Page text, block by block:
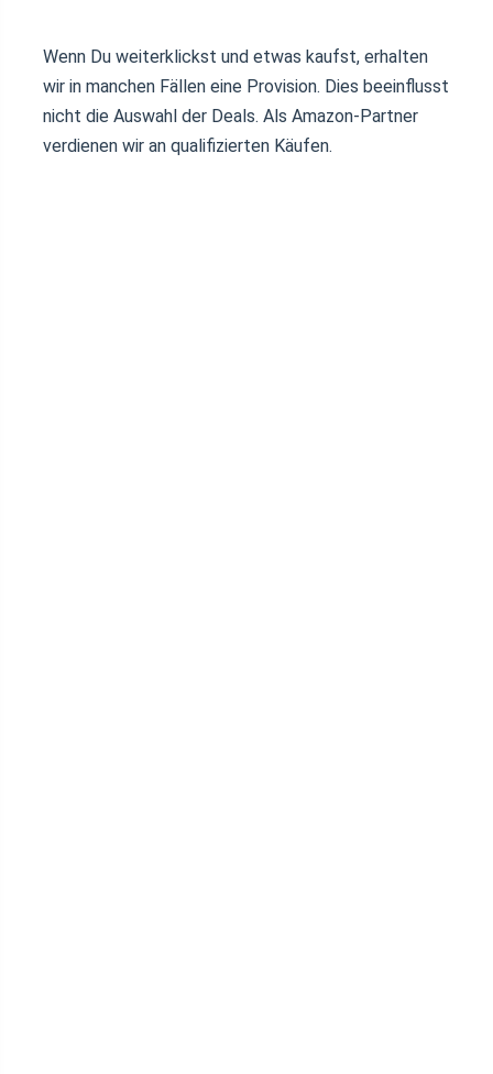
Wenn Du weiterklickst und etwas kaufst, erhalten
wir in manchen Fällen eine Provision. Dies beeinflusst
nicht die Auswahl der Deals. Als Amazon-Partner
verdienen wir an qualifizierten Käufen.